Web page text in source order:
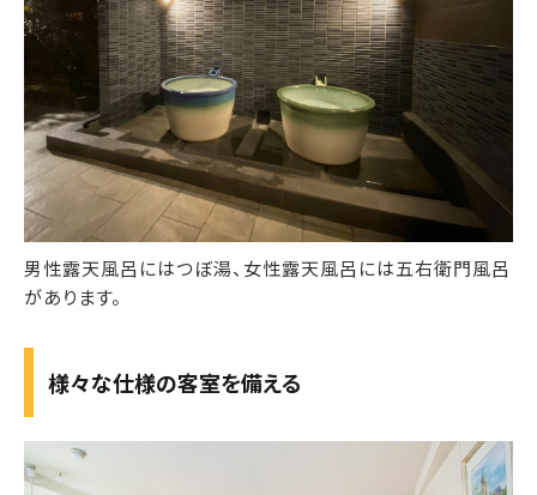
男性露天風呂にはつぼ湯、女性露天風呂には五右衛門風呂
があります。
様々な仕様の客室を備える